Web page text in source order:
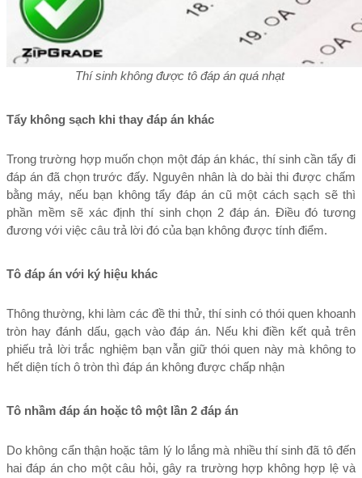
Thí sinh không được tô đáp án quá nhạt
Tẩy không sạch khi thay đáp án khác
Trong trường hợp muốn chọn một đáp án khác, thí sinh cần tẩy đi
đáp án đã chọn trước đấy. Nguyên nhân là do bài thi được chấm
bằng máy, nếu bạn không tẩy đáp án cũ một cách sạch sẽ thì
phần mềm sẽ xác định thí sinh chọn 2 đáp án. Điều đó tương
đương với việc câu trả lời đó của bạn không được tính điểm.
Tô đáp án với ký hiệu khác
Thông thường, khi làm các đề thi thử, thí sinh có thói quen khoanh
tròn hay đánh dấu, gạch vào đáp án. Nếu khi điền kết quả trên
phiếu trả lời trắc nghiệm bạn vẫn giữ thói quen này mà không to
hết diện tích ô tròn thì đáp án không được chấp nhận
Tô nhầm đáp án hoặc tô một lần 2 đáp án
Do không cẩn thận hoặc tâm lý lo lắng mà nhiều thí sinh đã tô đến
hai đáp án cho một câu hỏi, gây ra trường hợp không hợp lệ và